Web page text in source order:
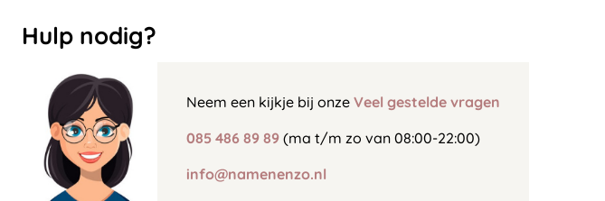
Hulp nodig?
Neem een kijkje bij onze Veel gestelde vragen
085 486 89 89 (ma t/m zo van 08:00-22:00)
info@namenenzo.nl